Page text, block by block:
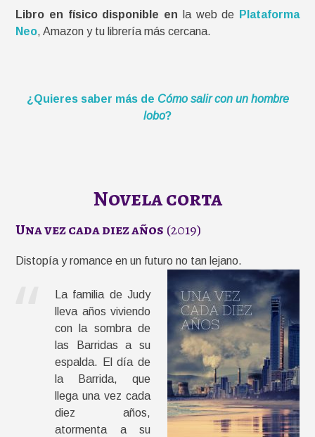
Libro en físico disponible en la web de Plataforma
Neo, Amazon y tu librería más cercana.
¿Quieres saber más de Cómo salir con un hombre
lobo?
Novela corta
Una vez cada diez años (2019)
Distopía y romance en un futuro no tan lejano.
La familia de Judy
lleva años viviendo
con la sombra de
las Barridas a su
espalda. El día de
la Barrida, que
llega una vez cada
diez años,
atormenta a su